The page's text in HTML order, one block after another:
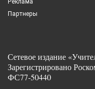
Партнеры
Сетевое издание
Зарегистрировано
ФС77-50440